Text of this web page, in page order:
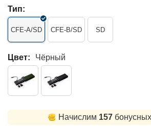
Тип:
CFE-A/SD CFE-B/SD SD
Цвет: Чёрный
Начислим 157